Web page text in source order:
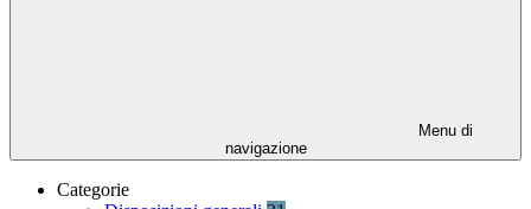
Menu di
navigazione
Categorie